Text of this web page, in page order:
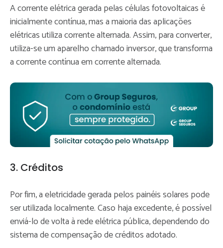
A corrente elétrica gerada pelas células fotovoltaicas é
inicialmente contínua, mas a maioria das aplicações
elétricas utiliza corrente alternada. Assim, para converter,
utiliza-se um aparelho chamado inversor, que transforma
a corrente contínua em corrente alternada.
3. Créditos
Por fim, a eletricidade gerada pelos painéis solares pode
ser utilizada localmente. Caso haja excedente, é possível
enviá-lo de volta à rede elétrica pública, dependendo do
sistema de compensação de créditos adotado.